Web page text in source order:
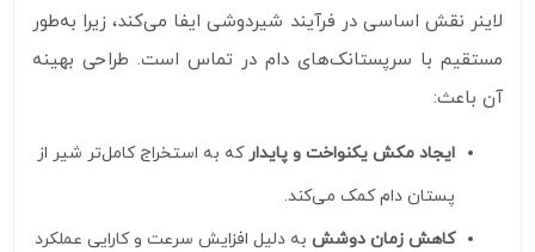
لاینر نقش اساسی در فرآیند شیردوشی ایفا می‌کند، زیرا به‌طور
مستقیم با سرپستانک‌های دام در تماس است. طراحی بهینه
آن باعث:
ایجاد مکش یکنواخت و پایدار که به استخراج کامل‌تر شیر از
پستان دام کمک می‌کند.
کاهش زمان دوشش به دلیل افزایش سرعت و کارایی عملکرد